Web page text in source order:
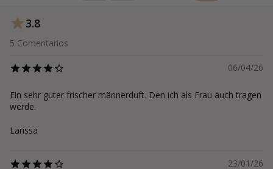
3.8
5 Comentarios
06/04/26
Ein sehr guter frischer männerduft. Den ich als Frau auch tragen
werde.
Larissa
23/01/26